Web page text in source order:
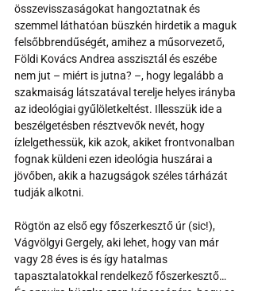
összevisszaságokat hangoztatnak és
szemmel láthatóan büszkén hirdetik a maguk
felsőbbrendűségét, amihez a műsorvezető,
Földi Kovács Andrea asszisztál és eszébe
nem jut – miért is jutna? –, hogy legalább a
szakmaiság látszatával terelje helyes irányba
az ideológiai gyűlöletkeltést. Illesszük ide a
beszélgetésben résztvevők nevét, hogy
ízlelgethessük, kik azok, akiket frontvonalban
fognak küldeni ezen ideológia huszárai a
jövőben, akik a hazugságok széles tárházát
tudják alkotni.
Rögtön az első egy főszerkesztő úr (sic!),
Vágvölgyi Gergely, aki lehet, hogy van már
vagy 28 éves is és így hatalmas
tapasztalatokkal rendelkező főszerkesztő…